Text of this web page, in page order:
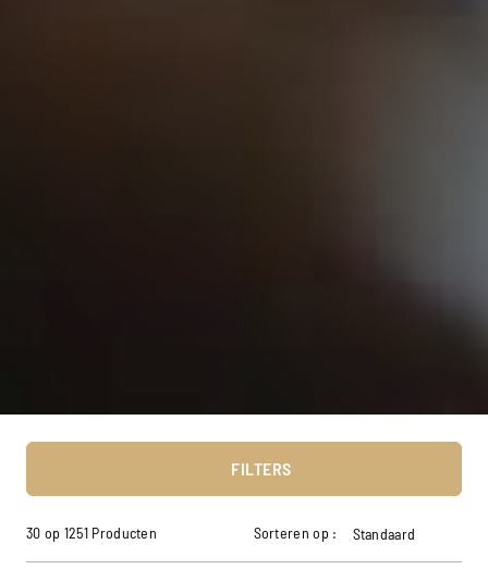
FILTERS
30 op 1251 Producten Sorteren op : Standaard